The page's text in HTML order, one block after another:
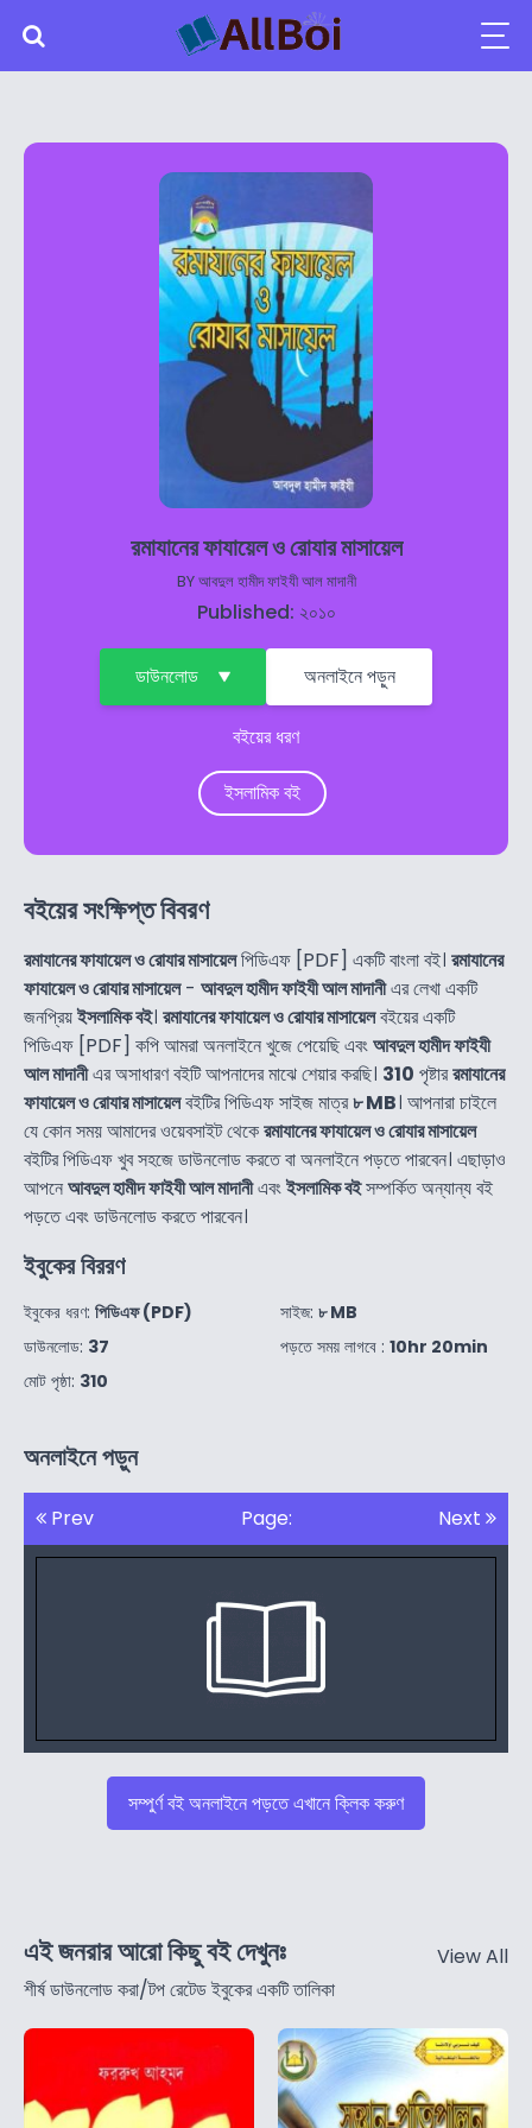
রমাযানের ফাযায়েল ও রোযার মাসায়েল
BYআবদুল হামীদ ফাইযী আল মাদানী
Published: ২০১০
ডাউনলোড অনলাইনে পড়ুন
বইয়ের ধরণ
ইসলামিক বই
বইয়ের সংক্ষিপ্ত বিবরণ
রমাযানের ফাযায়েল ও রোযার মাসায়েলপিডিএফ [PDF] একটি বাংলা বই। রমাযানের
ফাযায়েল ও রোযার মাসায়েল- আবদুল হামীদ ফাইযী আল মাদানীএর লেখা একটি
জনপ্রিয়ইসলামিক বই। রমাযানের ফাযায়েল ও রোযার মাসায়েলবইয়ের একটি
পিডিএফ [PDF] কপি আমরা অনলাইনে খুজে পেয়েছি এবংআবদুল হামীদ ফাইযী
আল মাদানীএর অসাধারণ বইটি আপনাদের মাঝে শেয়ার করছি। 310 পৃষ্টাররমাযানের
ফাযায়েল ও রোযার মাসায়েলবইটির পিডিএফ সাইজ মাত্র৮ MB। আপনারা চাইলে
যে কোন সময় আমাদের ওয়েবসাইট থেকেরমাযানের ফাযায়েল ও রোযার মাসায়েল
বইটির পিডিএফ খুব সহজে ডাউনলোড করতে বা অনলাইনে পড়তে পারবেন। এছাড়াও
আপনেআবদুল হামীদ ফাইযী আল মাদানীএবংইসলামিক বইসম্পর্কিত অন্যান্য বই
পড়তে এবং ডাউনলোড করতে পারবেন।
ইবুকের বিররণ
ইবুকের ধরণ: পিডিএফ (PDF)
ডাউনলোড: 37
মোট পৃষ্ঠা: 310
সাইজ: ৮ MB
পড়তে সময় লাগবে : 10hr 20min
অনলাইনে পড়ুন
Prev Page: Next
সম্পুর্ণ বই অনলাইনে পড়তে এখানে ক্লিক করুণ
এই জনরার আরো কিছু বই দেখুনঃ
শীর্ষ ডাউনলোড করা/টপ রেটেড ইবুকের একটি তালিকা
View All